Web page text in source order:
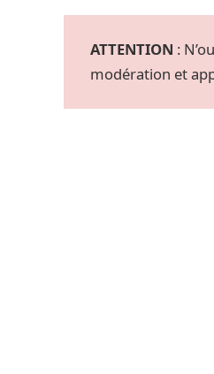
ATTENTION :
modération et